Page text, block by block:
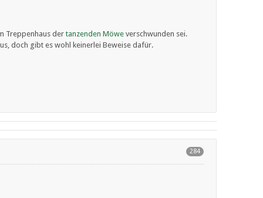
Treppenhaus der tanzenden Möwe verschwunden sei.
doch gibt es wohl keinerlei Beweise dafür.
284